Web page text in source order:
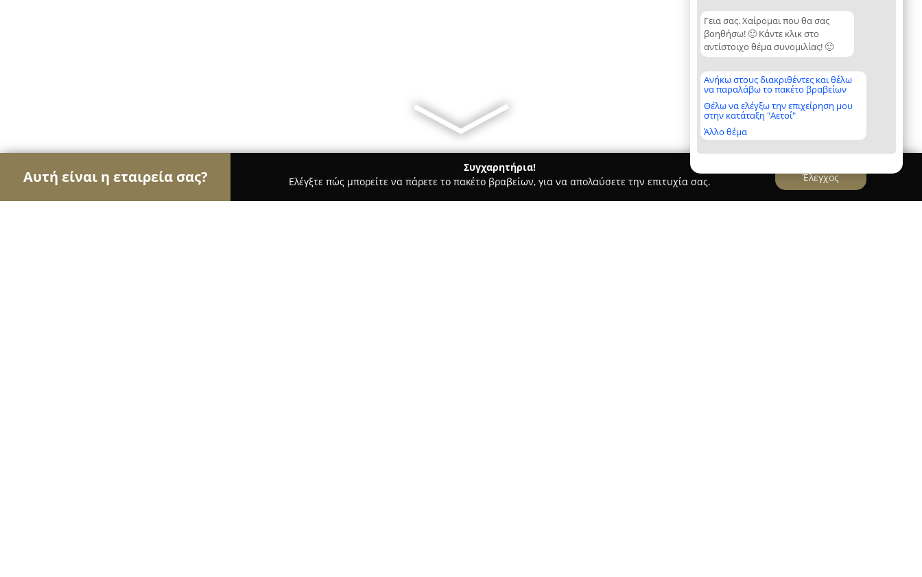
Γεια σας. Χαίρομαι που θα σας
βοηθήσω! 🙂 Κάντε κλικ στο
αντίστοιχο θέμα συνομιλίας! 🙂
Ανήκω στους διακριθέντες και θέλω
να παραλάβω το πακέτο βραβείων
Θέλω να ελέγξω την επιχείρηση μου
στην κατάταξη "Αετοί"
Άλλο θέμα
Αυτή είναι η εταιρεία σας?
Συγχαρητήρια!
Ελέγξτε πώς μπορείτε να πάρετε το πακέτο βραβείων, για να απολαύσετε την επιτυχία σας.
Έλεγχος